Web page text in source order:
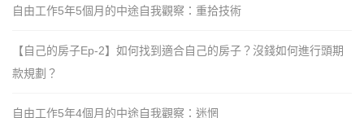
自由工作5年5個月的中途自我觀察：重拾技術
【自己的房子Ep-2】如何找到適合自己的房子？沒錢如何進行頭期
款規劃？
自由工作5年4個月的中途自我觀察：迷惘